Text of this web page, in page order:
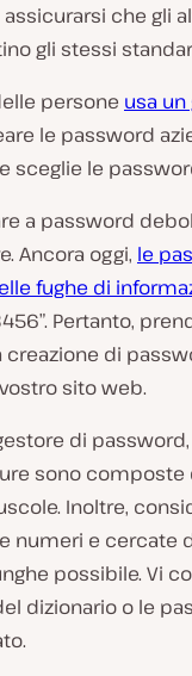
che gli
gli stessi
persone usa
le password
sceglie le
a password
Ancora oggi, le
fughe di
Pertanto,
creazione di
sito web.
di
sono composte
Inoltre,
numeri e cercate
possibile. Vi
dizionario o le